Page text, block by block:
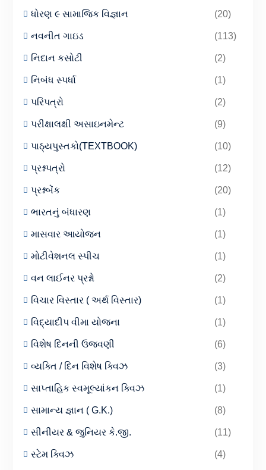
ધોરણ ૯ સામાજિક વિજ્ઞાન (20)
નવનીત ગાઇડ (113)
નિદાન કસોટી (2)
નિબંધ સ્પર્ધા (1)
પરિપત્રો (2)
પરીક્ષાલક્ષી અસાઇનમેન્ટ (9)
પાઠ્યપુસ્તકો(TEXTBOOK) (10)
પ્રશ્નપત્રો (12)
પ્રશ્નબેંક (20)
ભારતનું બંધારણ (1)
માસવાર આયોજન (1)
મોટીવેશનલ સ્પીચ (1)
વન લાઈનર પ્રશ્નો (2)
વિચાર વિસ્તાર ( અર્થ વિસ્તાર) (1)
વિદ્યાદીપ વીમા યોજના (1)
વિશેષ દિનની ઉજવણી (6)
વ્યક્તિ / દિન વિશેષ ક્વિઝ (3)
સાપ્તાહિક સ્વમૂલ્યાંકન ક્વિઝ (1)
સામાન્ય જ્ઞાન ( G.K.) (8)
સીનીયર & જુનિયર કે.જી. (11)
સ્ટેમ ક્વિઝ (4)